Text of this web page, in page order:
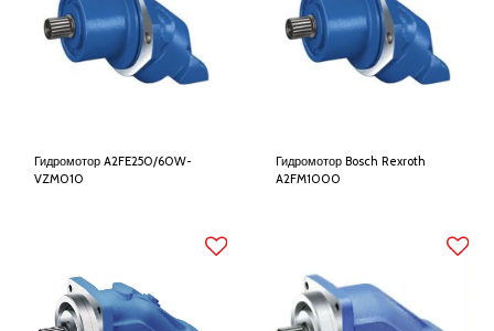
Гидромотор A2FE250/60W-
VZM010
Гидромотор Bosch Rexroth
A2FM1000